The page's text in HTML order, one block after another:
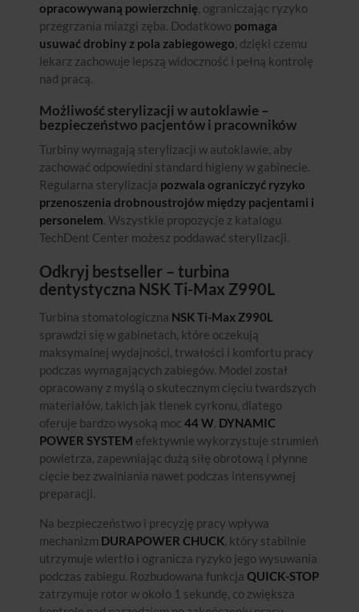
opracowywaną powierzchnię, ograniczając ryzyko
przegrzania miazgi zęba. Dodatkowo pomaga
usuwać drobiny z pola zabiegowego, dzięki czemu
lekarz zachowuje lepszą widoczność i pełną kontrolę
nad pracą.
Możliwość sterylizacji w autoklawie –
bezpieczeństwo pacjentów i pracowników
Turbiny wymagają sterylizacji w autoklawie, aby
zachować odpowiedni standard higieny w gabinecie.
Regularna sterylizacja pozwala ograniczyć ryzyko
przenoszenia drobnoustrojów między pacjentami i
personelem. Wszystkie propozycje z katalogu
TechDent Center możesz poddawać sterylizacji.
Odkryj bestseller – turbina
dentystyczna NSK Ti-Max Z990L
Turbina stomatologiczna NSK Ti-Max Z990L
sprawdzi się w gabinetach, które oczekują
maksymalnej wydajności, trwałości i komfortu pracy
podczas wymagających zabiegów. Model został
opracowany z myślą o skutecznym cięciu twardszych
materiałów, takich jak tlenek cyrkonu, dlatego
oferuje bardzo wysoką moc 44 W. DYNAMIC
POWER SYSTEM efektywnie wykorzystuje strumień
powietrza, zapewniając dużą siłę obrotową i płynne
cięcie bez zwalniania nawet podczas intensywnej
preparacji.
Na bezpieczeństwo i precyzję pracy wpływa
mechanizm DURAPOWER CHUCK, który stabilnie
utrzymuje wiertło i ogranicza ryzyko jego wysuwania
podczas zabiegu. Rozbudowana funkcja QUICK-STOP
zatrzymuje rotor w około 1 sekundę, co zwiększa